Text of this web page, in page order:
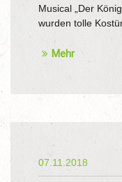
Musical „Der
wurden tolle
Mehr
07.11.2018